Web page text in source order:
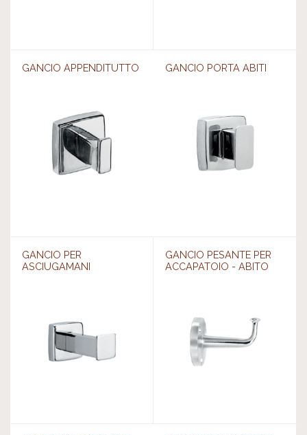
GANCIO APPENDITUTTO GANCIO PORTA ABITI
GANCIO PER
ASCIUGAMANI
GANCIO PESANTE PER
ACCAPATOIO - ABITO